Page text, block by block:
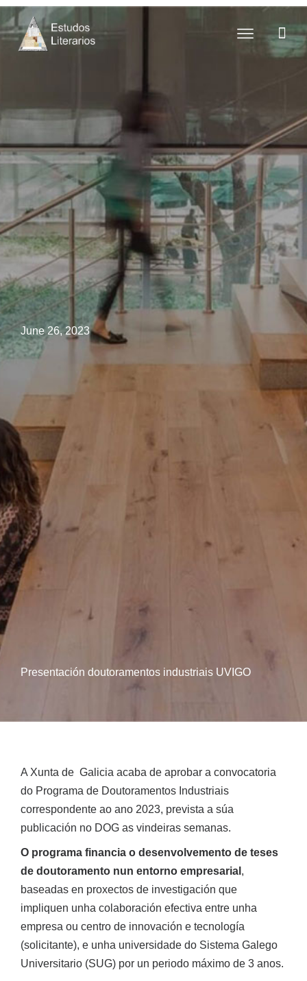
June 26, 2023
Presentación doutoramentos industriais UVIGO
A Xunta de Galicia acaba de aprobar a convocatoria
do Programa de Doutoramentos Industriais
correspondente ao ano 2023, prevista a súa
publicación no DOG as vindeiras semanas.
O programa financia o desenvolvemento de teses
de doutoramento nun entorno empresarial ,
baseadas en proxectos de investigación que
impliquen unha colaboración efectiva entre unha
empresa ou centro de innovación e tecnología
(solicitante), e unha universidade do Sistema Galego
Universitario (SUG) por un periodo máximo de 3 anos.